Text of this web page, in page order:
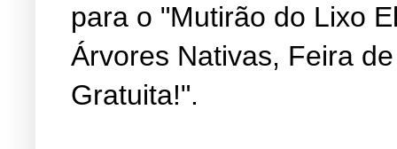
para o "Mutirão do Lixo
Árvores Nativas, Feira
Gratuita!".